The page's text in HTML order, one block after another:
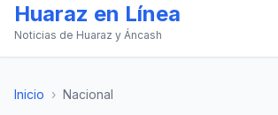
Huaraz en Línea
Noticias de Huaraz y Áncash
Inicio › Nacional